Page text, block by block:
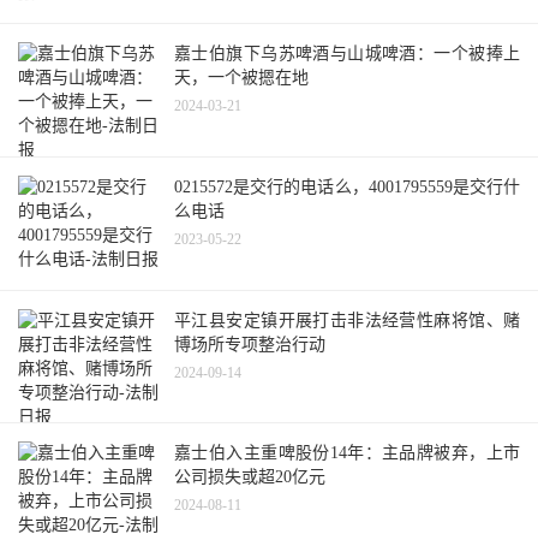
嘉士伯旗下乌苏啤酒与山城啤酒：一个被捧上
天，一个被摁在地
2024-03-21
0215572是交行的电话么，4001795559是交行什
么电话
2023-05-22
平江县安定镇开展打击非法经营性麻将馆、赌
博场所专项整治行动
2024-09-14
嘉士伯入主重啤股份14年：主品牌被弃，上市
公司损失或超20亿元
2024-08-11